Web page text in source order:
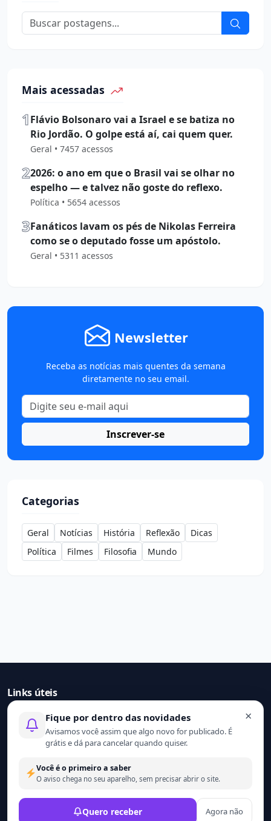
Mais acessadas
1Flávio Bolsonaro vai a Israel e se batiza no
Rio Jordão. O golpe está aí, cai quem quer.
Geral • 7457 acessos
22026: o ano em que o Brasil vai se olhar no
espelho — e talvez não goste do reflexo.
Política • 5654 acessos
3Fanáticos lavam os pés de Nikolas Ferreira
como se o deputado fosse um apóstolo.
Geral • 5311 acessos
Newsletter
Receba as notícias mais quentes da semana
diretamente no seu email.
Inscrever-se
Categorias
Geral Notícias História Reflexão
Dicas
Política
Filmes Filosofia Mundo
Links úteis
Início
Contato
Sobre nós
Termo de uso
Política de privacidade
© 2021 - 2026 Ler mais. Todos os direitos reservados.
×
Fique por dentro das novidades
Avisamos você assim que algo novo for publicado. É
grátis e dá para cancelar quando quiser.
Você é o primeiro a saber
O aviso chega no seu aparelho, sem precisar abrir o site.
Quero receber Agora não